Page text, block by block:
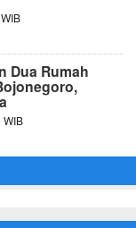
Dua Rumah